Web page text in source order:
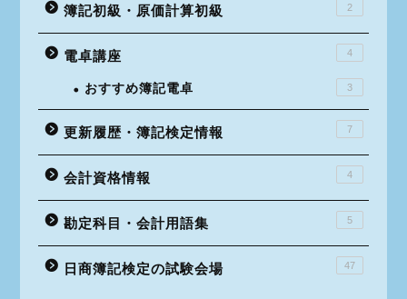
簿記初級・原価計算初級 2
電卓講座 4
おすすめ簿記電卓 3
更新履歴・簿記検定情報 7
会計資格情報 4
勘定科目・会計用語集 5
日商簿記検定の試験会場 47